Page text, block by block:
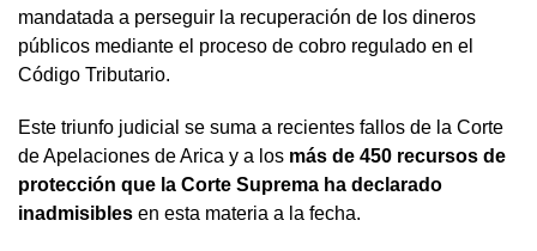
mandatada a perseguir la recuperación de los dineros
públicos mediante el proceso de cobro regulado en el
Código Tributario.
Este triunfo judicial se suma a recientes fallos de la Corte
de Apelaciones de Arica y a los más de 450 recursos de
protección que la Corte Suprema ha declarado
inadmisibles en esta materia a la fecha.